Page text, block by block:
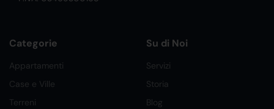
Categorie
Appartamenti
Case e Ville
Terreni
Su di Noi
Servizi
Storia
Blog